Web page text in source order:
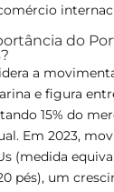
do
a
e figura
15% do
Em 2023,
(medida
pés), um